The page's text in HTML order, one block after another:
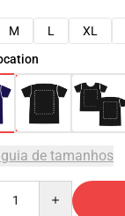
M L XL
de tamanhos